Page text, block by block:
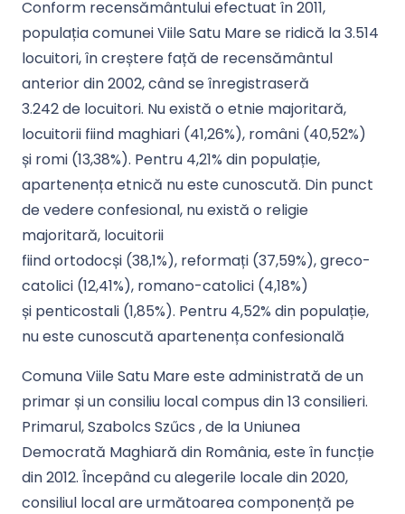
Conform recensământului efectuat în 2011,
populația comunei Viile Satu Mare se ridică la 3.514
locuitori, în creștere față de recensământul
anterior din 2002, când se înregistraseră
3.242 de locuitori. Nu există o etnie majoritară,
locuitorii fiind maghiari (41,26%), români (40,52%)
și romi (13,38%). Pentru 4,21% din populație,
apartenența etnică nu este cunoscută. Din punct
de vedere confesional, nu există o religie
majoritară, locuitorii
fiind ortodocși (38,1%), reformați (37,59%), greco-
catolici (12,41%), romano-catolici (4,18%)
și penticostali (1,85%). Pentru 4,52% din populație,
nu este cunoscută apartenența confesională
Comuna Viile Satu Mare este administrată de un
primar și un consiliu local compus din 13 consilieri.
Primarul, Szabolcs Szűcs , de la Uniunea
Democrată Maghiară din România, este în funcție
din 2012. Începând cu alegerile locale din 2020,
consiliul local are următoarea componență pe